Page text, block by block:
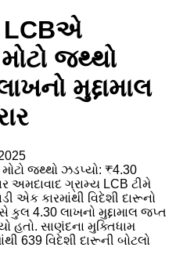
LCBએ
જથ્થો
મુદ્દામાલ
જથ્થો ઝડપ્યો: ₹4.30
અમદાવાદ ગ્રામ્ય LCB ટીમે
એક કારમાંથી વિદેશી દારૂનો
કુલ 4.30 લાખનો મુદ્દામાલ જપ્ત
હતો. સાણંદના મુક્તિધામ
639 વિદેશી દારૂની બોટલો